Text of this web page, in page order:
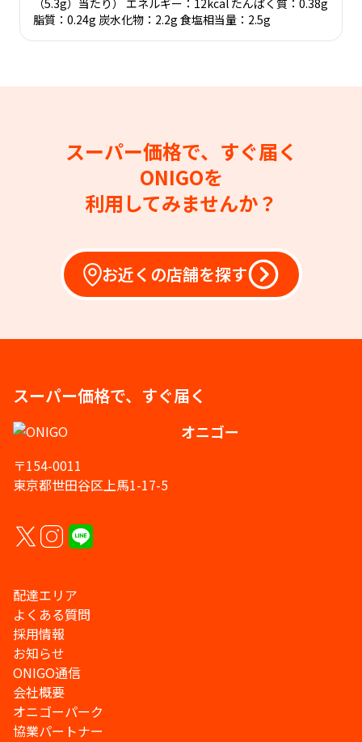
（5.3g）当たり） エネルギー：12kcal たんぱく質：0.38g
脂質：0.24g 炭水化物：2.2g 食塩相当量：2.5g
スーパー価格で、すぐ届く
ONIGOを
利用してみませんか？
お近くの店舗を探す
スーパー価格で、すぐ届く
オニゴー
〒154-0011
東京都世田谷区上馬1-17-5
配達エリア
よくある質問
採用情報
お知らせ
ONIGO通信
会社概要
オニゴーパーク
協業パートナー